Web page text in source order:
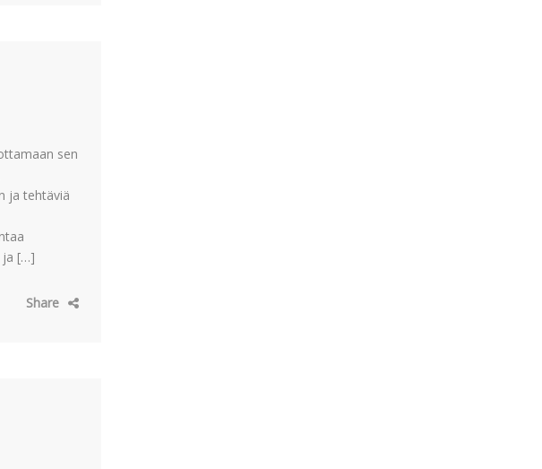
sen
ja tehtäviä
ja […]
Share